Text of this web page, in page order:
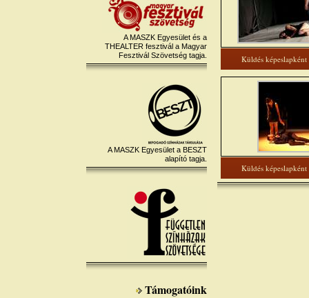
A MASZK Egyesület és a
THEALTER fesztivál a Magyar
Fesztivál Szövetség tagja.
A MASZK Egyesület a BESZT
alapító tagja.
Támogatóink
Küldés képeslapként
Küldés képeslapként